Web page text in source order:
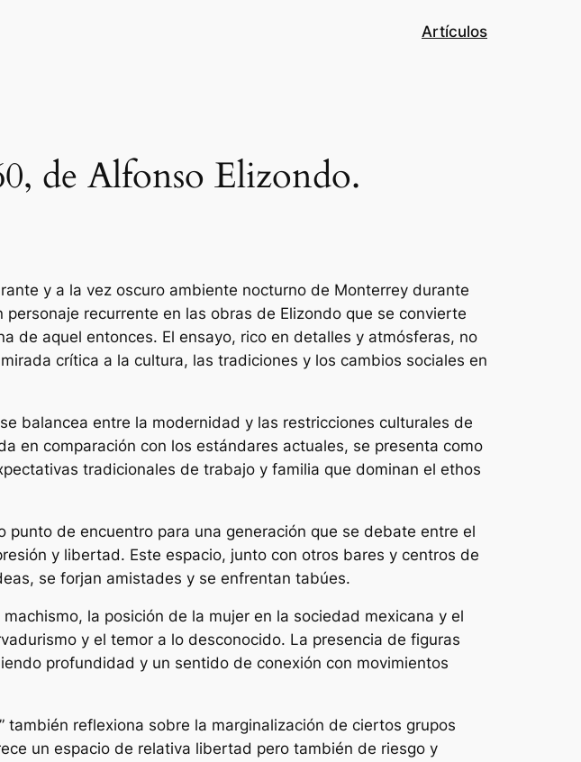
Artículos
de Alfonso Elizondo.
y a la vez oscuro ambiente nocturno de Monterrey durante
recurrente en las obras de Elizondo que se convierte
de aquel entonces. El ensayo, rico en detalles y atmósferas, no
crítica a la cultura, las tradiciones y los cambios sociales en
balancea entre la modernidad y las restricciones culturales de
en comparación con los estándares actuales, se presenta como
tradicionales de trabajo y familia que dominan el ethos
punto de encuentro para una generación que se debate entre el
y libertad. Este espacio, junto con otros bares y centros de
se forjan amistades y se enfrentan tabúes.
la posición de la mujer en la sociedad mexicana y el
y el temor a lo desconocido. La presencia de figuras
profundidad y un sentido de conexión con movimientos
reflexiona sobre la marginalización de ciertos grupos
un espacio de relativa libertad pero también de riesgo y